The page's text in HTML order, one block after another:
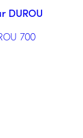
DUROU